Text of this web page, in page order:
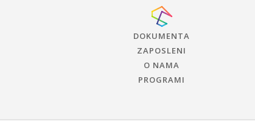
DOKUMENTA
ZAPOSLENI
O NAMA
PROGRAMI